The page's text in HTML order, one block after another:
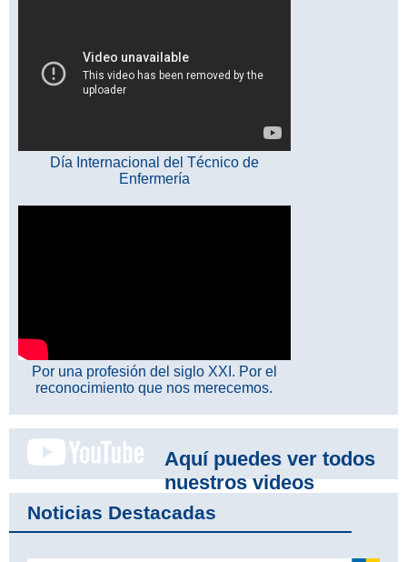
Día Internacional del Técnico de
Enfermería
Por una profesión del siglo XXI. Por el
reconocimiento que nos merecemos.
Aquí puedes ver todos
nuestros videos
Noticias Destacadas